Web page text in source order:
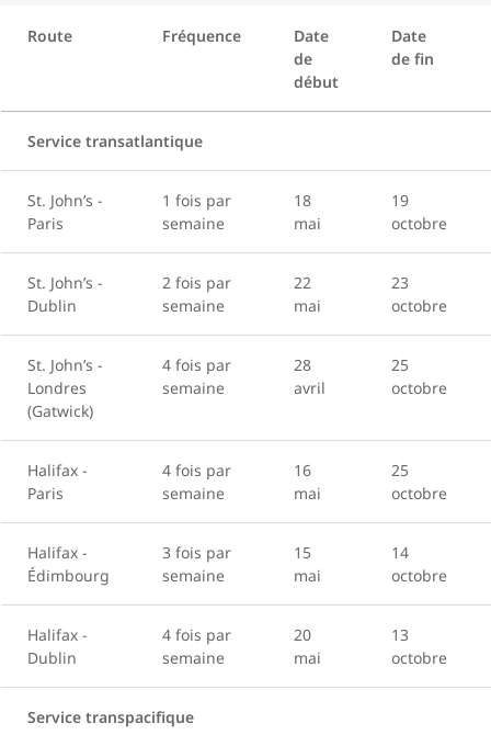
Route Fréquence
Date
de
début
Date
de fin
Service transatlantique
St. John’s -
Paris
1 fois par
semaine
18
mai
19
octobre
St. John’s -
Dublin
2 fois par
semaine
22
mai
23
octobre
St. John’s -
Londres
(Gatwick)
4 fois par
semaine
28
avril
25
octobre
Halifax -
Paris
4 fois par
semaine
16
mai
25
octobre
Halifax -
Édimbourg
3 fois par
semaine
15
mai
14
octobre
Halifax -
Dublin
4 fois par
semaine
20
mai
13
octobre
Service transpacifique